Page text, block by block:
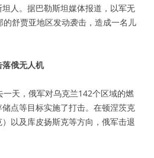
人。据巴勒斯坦媒体报道，以军无
舒贾亚地区发动袭击，造成一名儿
俄无人机
天，俄军对乌克兰142个区域的燃
点等目标实施了打击。在顿涅茨克
以及库皮扬斯克等方向，俄军击退